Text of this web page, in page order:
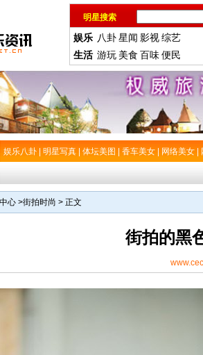
明星搜索
娱乐 八卦星闻 影视综艺
生活 游玩 美食 百味便民
娱乐八卦 明星写真 体坛美图 香车美女 网络美女
心 >街拍时尚 > 正文
街拍的黑